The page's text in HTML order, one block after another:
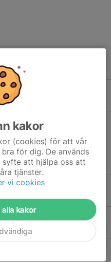
och Söndag 9/8
landslaget
kakor
(cookies) för att vår
för dig. De används
att hjälpa oss att
tjänster.
vi cookies
kakor